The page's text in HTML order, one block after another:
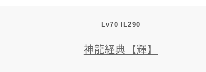
Lv70 IL290
神龍経典【輝】